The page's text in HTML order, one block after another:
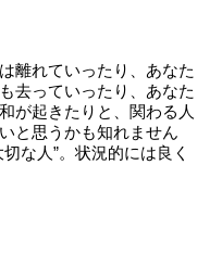
離れていったり、あなた
去っていったり、あなた
が起きたりと、関わる人
と思うかも知れません
な人”。状況的には良く